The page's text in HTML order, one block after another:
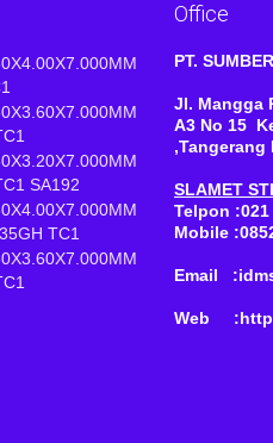
SA192
TC1
Office
PT.
Jl. Mangga
A3 No 15
,Tangerang
SLAMET STI
Telpon :021
Mobile
Email
Web